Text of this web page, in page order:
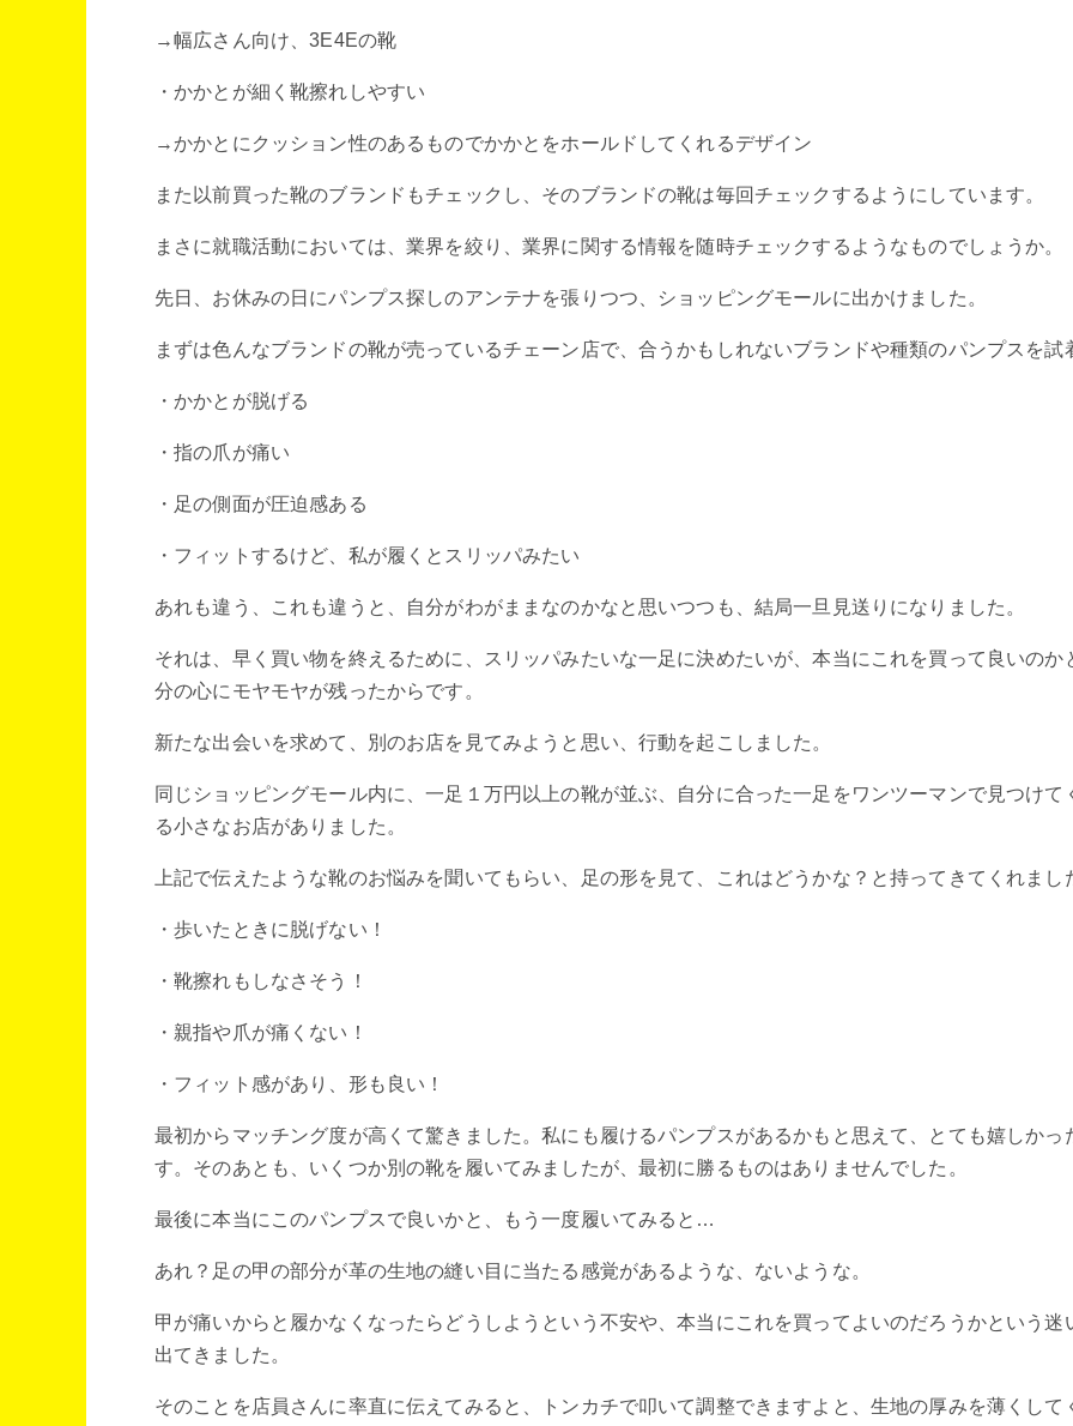
→幅広さん向け、3E4Eの靴
・かかとが細く靴擦れしやすい
→かかとにクッション性のあるものでかかとをホールドしてくれるデザイン
また以前買った靴のブランドもチェックし、そのブランドの靴は毎回チェックするようにしています。
まさに就職活動においては、業界を絞り、業界に関する情報を随時チェックするようなものでしょうか。
先日、お休みの日にパンプス探しのアンテナを張りつつ、ショッピングモールに出かけました。
まずは色んなブランドの靴が売っているチェーン店で、合うかもしれないブランドや種類のパンプスを試
・かかとが脱げる
・指の爪が痛い
・足の側面が圧迫感ある
・フィットするけど、私が履くとスリッパみたい
あれも違う、これも違うと、自分がわがままなのかなと思いつつも、結局一旦見送りになりました。
それは、早く買い物を終えるために、スリッパみたいな一足に決めたいが、本当にこれを買って良いのか
分の心にモヤモヤが残ったからです。
新たな出会いを求めて、別のお店を見てみようと思い、行動を起こしました。
同じショッピングモール内に、一足１万円以上の靴が並ぶ、自分に合った一足をワンツーマンで見つけて
る小さなお店がありました。
上記で伝えたような靴のお悩みを聞いてもらい、足の形を見て、これはどうかな？と持ってきてくれまし
・歩いたときに脱げない！
・靴擦れもしなさそう！
・親指や爪が痛くない！
・フィット感があり、形も良い！
最初からマッチング度が高くて驚きました。私にも履けるパンプスがあるかもと思えて、とても嬉しかっ
す。そのあとも、いくつか別の靴を履いてみましたが、最初に勝るものはありませんでした。
最後に本当にこのパンプスで良いかと、もう一度履いてみると…
あれ？足の甲の部分が革の生地の縫い目に当たる感覚があるような、ないような。
甲が痛いからと履かなくなったらどうしようという不安や、本当にこれを買ってよいのだろうかという迷
出てきました。
そのことを店員さんに率直に伝えてみると、トンカチで叩いて調整できますよと、生地の厚みを薄くして